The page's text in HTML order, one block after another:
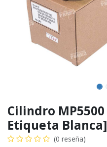
Cilindro
Etiqueta Blanca]
(0 reseña)